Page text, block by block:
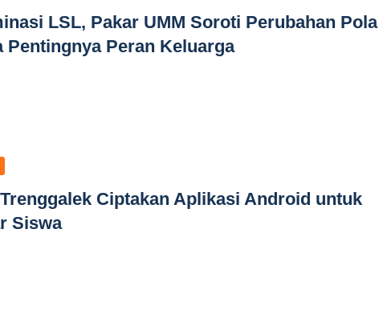
LSL, Pakar UMM Soroti Perubahan Pola
Pentingnya Peran Keluarga
Ciptakan Aplikasi Android untuk
Siswa